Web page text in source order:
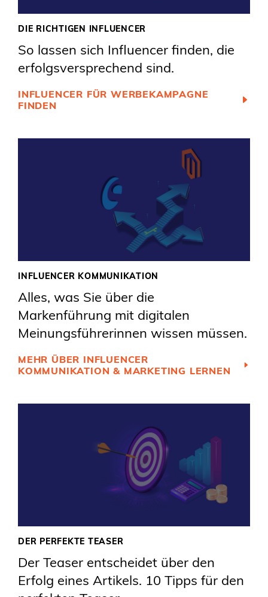
DIE RICHTIGEN INFLUENCER
So lassen sich Influencer finden, die
erfolgsversprechend sind.
INFLUENCER FÜR WERBEKAMPAGNE
FINDEN
INFLUENCER KOMMUNIKATION
Alles, was Sie über die
Markenführung mit digitalen
Meinungsführerinnen wissen müssen.
MEHR ÜBER INFLUENCER
KOMMUNIKATION & MARKETING LERNEN
DER PERFEKTE TEASER
Der Teaser entscheidet über den
Erfolg eines Artikels. 10 Tipps für den